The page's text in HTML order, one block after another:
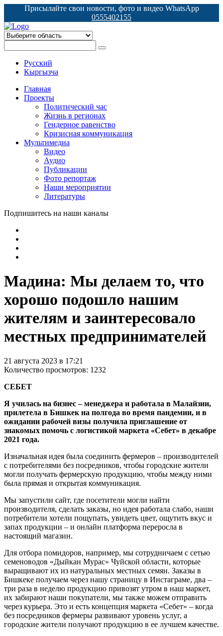
Присылайте свои новости, фото и видео WhatsApp
0555402155
Русский
Кыргызча
Главная
Проекты
Политический час
Жизнь в регионах
Гендерное равенство
Кризисная коммуникация
Мультимедиа
Видео
Аудио
Публикации
Фото репортаж
Наши мероприятии
Литературы
Подпишитесь на наши каналы
Мадина: Мы делаем то, что
хорошо подошло нашим
жителям и заинтересовало
местных предпринимателей
21 августа 2023 в 17:21
Количество просмотров: 1232
СЕБЕТ
Я училась на бизнес – менеджера и работала в Малайзии,
прилетела в Бишкек на полгода во время пандемии, и в
ожидании рабочей визы получила приглашение от
знакомых помочь с логистикой маркета «Себет» в декабре
2021 года.
Изначальная идея была соединить фермеров – производителей
с потребителями без посредников, чтобы городские жители
могли получать фермерскую продукцию, чтобы между ними
была прямая и открытая коммуникация.
Мы запустили сайт, где посетители могли найти
производителя, сделать заказы, но идея работала слабо, наши
потребители хотели пощупать, увидеть цвет, ощутить вкус и
запах продукции – и онлайн платформа переросла в
настоящий магазин.
Для отбора помидоров, например, мы сотрудничаем с сетью
семеноводов «Дыйкан Мурас» Чуйской области, которые
выращивают их из натуральных местных семян. Заказы в
Бишкеке получаем через нашу страницу в Инстаграме, два –
три раза в неделю продукцию привозят утром в наш маркет,
их забирают наши покупатели, мы также можем отправить
через курьера. Это и есть концепция маркета «Себет» – когда
без посредников фермеры развивают уровень услуг, а
городские жители получают продукцию в ее лучшем качестве.